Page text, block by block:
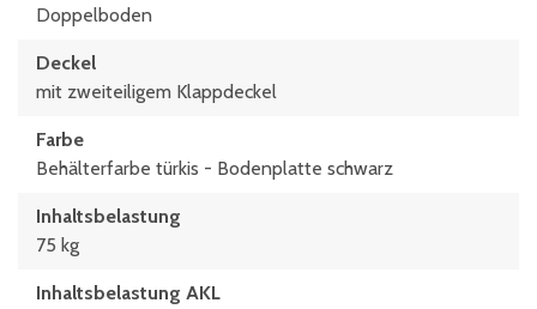
Doppelboden
Deckel
mit zweiteiligem Klappdeckel
Farbe
Behälterfarbe türkis - Bodenplatte schwarz
Inhaltsbelastung
75 kg
Inhaltsbelastung AKL